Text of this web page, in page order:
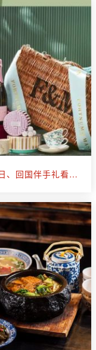
送给妈妈的礼物推荐 | 母亲节、妈妈生日、回国伴手礼看这篇就够了